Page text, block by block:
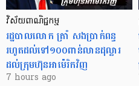
វិស័យ​ពាណិជ្ជកម្ម
រដ្ឋបាលលោក ត្រាំ សងប្រាក់ពន្ធ
រហូតដល់ទៅ១០០ពាន់លានដុល្លារ
ដល់ក្រុមហ៊ុនអាម៉េរិកវិញ
7 hours ago